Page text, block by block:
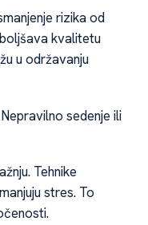
rizika od
kvalitetu
u održavanju
sedenje ili
Tehnike
stres. To